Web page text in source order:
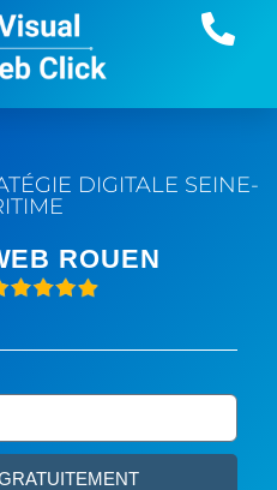
DIGITALE SEINE-
ROUEN